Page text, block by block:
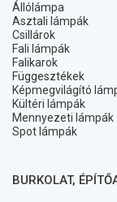
Állólámpa
Asztali lámpák
Csillárok
Fali lámpák
Falikarok
Függesztékek
Képmegvilágító
Kültéri lámpák
Mennyezeti lámpák
Spot lámpák
BURKOLAT,